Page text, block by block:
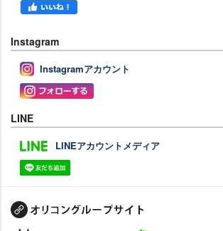
Instagram
Instagramアカウント
LINE
LINEアカウントメディア